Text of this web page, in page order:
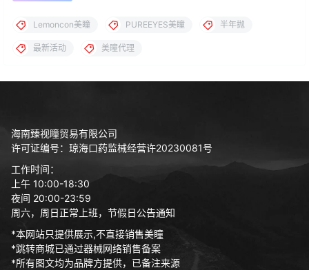
Lemoncon美瞳 PUREEYES美瞳 半年抛
最新活动 美瞳代理
海南臻视瞳贸易有限公司
许可证编号：琼海口药监械经营许20230081号
工作时间：
上午 10:00-18:30
夜间 20:00-23:59
周六，周日正常上班，节假日公告通知
*本网站只提供展示,不直接销售美瞳
*跳转商城已通过器械网络销售备案
*所有图文均为品牌方提供，已备注来源